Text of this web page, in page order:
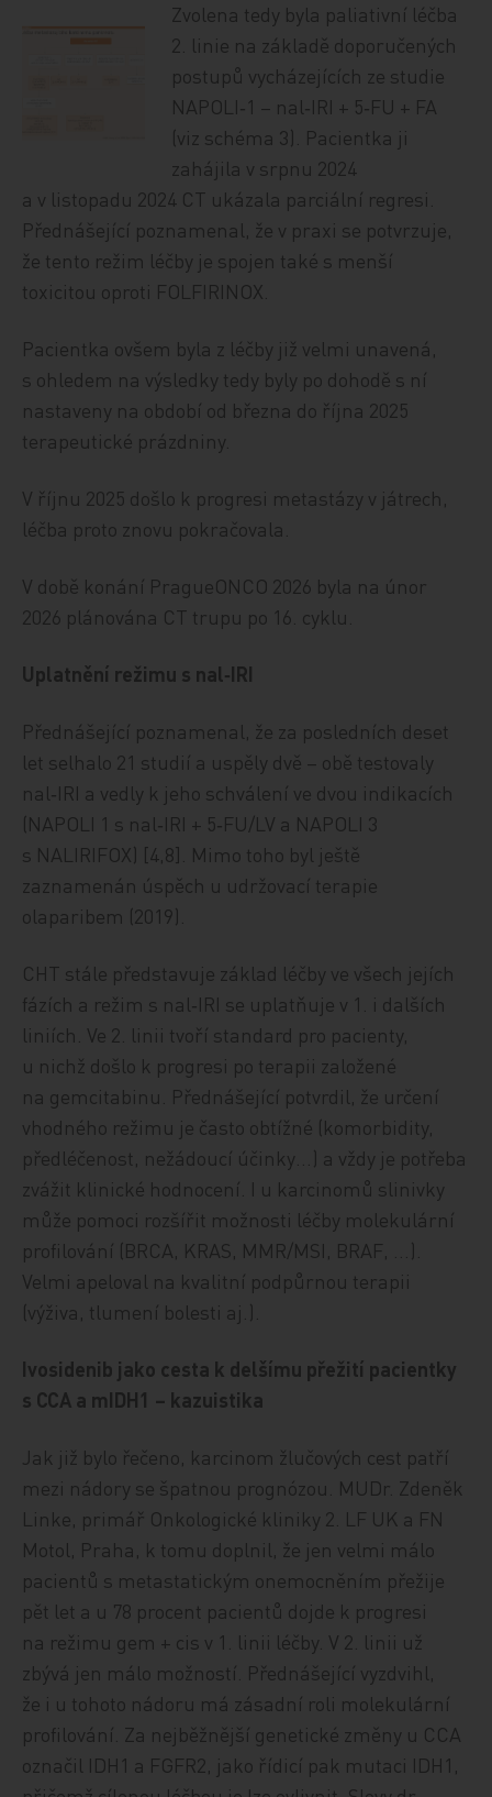
Zvolena tedy byla paliativní léčba
2. linie na základě doporučených
postupů vycházejících ze studie
NAPOLI‑1 – nal‑IRI + 5‑FU + FA
(viz schéma 3). Pacientka ji
zahájila v srpnu 2024
a v listopadu 2024 CT ukázala parciální regresi.
Přednášející poznamenal, že v praxi se potvrzuje,
že tento režim léčby je spojen také s menší
toxicitou oproti FOLFIRINOX.
Pacientka ovšem byla z léčby již velmi unavená,
s ohledem na výsledky tedy byly po dohodě s ní
nastaveny na období od března do října 2025
terapeutické prázdniny.
V říjnu 2025 došlo k progresi metastázy v játrech,
léčba proto znovu pokračovala.
V době konání PragueONCO 2026 byla na únor
2026 plánována CT trupu po 16. cyklu.
Uplatnění režimu s nal‑IRI
Přednášející poznamenal, že za posledních deset
let selhalo 21 studií a uspěly dvě – obě testovaly
nal‑IRI a vedly k jeho schválení ve dvou indikacích
(NAPOLI 1 s nal‑IRI + 5‑FU/LV a NAPOLI 3
s NALIRIFOX) [4,8]. Mimo toho byl ještě
zaznamenán úspěch u udržovací terapie
olaparibem (2019).
CHT stále představuje základ léčby ve všech jejích
fázích a režim s nal‑IRI se uplatňuje v 1. i dalších
liniích. Ve 2. linii tvoří standard pro pacienty,
u nichž došlo k progresi po terapii založené
na gemcitabinu. Přednášející potvrdil, že určení
vhodného režimu je často obtížné (komorbidity,
předléčenost, nežádoucí účinky…) a vždy je potřeba
zvážit klinické hodnocení. I u karcinomů slinivky
může pomoci rozšířit možnosti léčby molekulární
profilování (BRCA, KRAS, MMR/MSI, BRAF, …).
Velmi apeloval na kvalitní podpůrnou terapii
(výživa, tlumení bolesti aj.).
Ivosidenib jako cesta k delšímu přežití pacientky
s CCA a mIDH1 – kazuistika
Jak již bylo řečeno, karcinom žlučových cest patří
mezi nádory se špatnou prognózou. MUDr. Zdeněk
Linke, primář Onkologické kliniky 2. LF UK a FN
Motol, Praha, k tomu doplnil, že jen velmi málo
pacientů s metastatickým onemocněním přežije
pět let a u 78 procent pacientů dojde k progresi
na režimu gem + cis v 1. linii léčby. V 2. linii už
zbývá jen málo možností. Přednášející vyzdvihl,
že i u tohoto nádoru má zásadní roli molekulární
profilování. Za nejběžnější genetické změny u CCA
označil IDH1 a FGFR2, jako řídicí pak mutaci IDH1,